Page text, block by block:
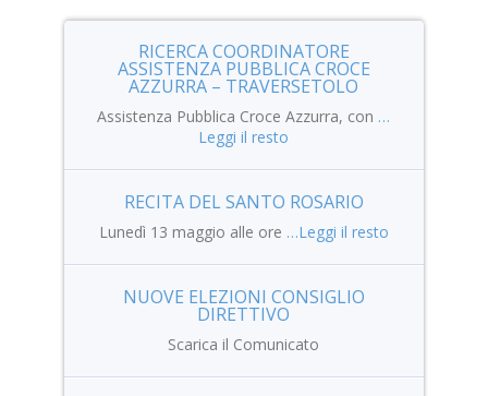
RICERCA COORDINATORE
ASSISTENZA PUBBLICA CROCE
AZZURRA – TRAVERSETOLO
Assistenza Pubblica Croce Azzurra, con …
Leggi il resto
RECITA DEL SANTO ROSARIO
Lunedì 13 maggio alle ore …Leggi il resto
NUOVE ELEZIONI CONSIGLIO
DIRETTIVO
Scarica il Comunicato